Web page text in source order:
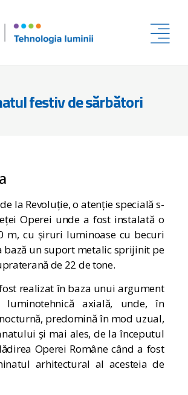
festiv de sărbători
la Revoluție, o atenție specială s-
Operei unde a fost instalată o
m, cu șiruri luminoase cu becuri
bază un suport metalic sprijinit pe
de 22 de tone.
realizat în baza unui argument
luminotehnică axială, unde, în
predomină în mod uzual,
și mai ales, de la începutul
Operei Române când a fost
arhitectural al acesteia de